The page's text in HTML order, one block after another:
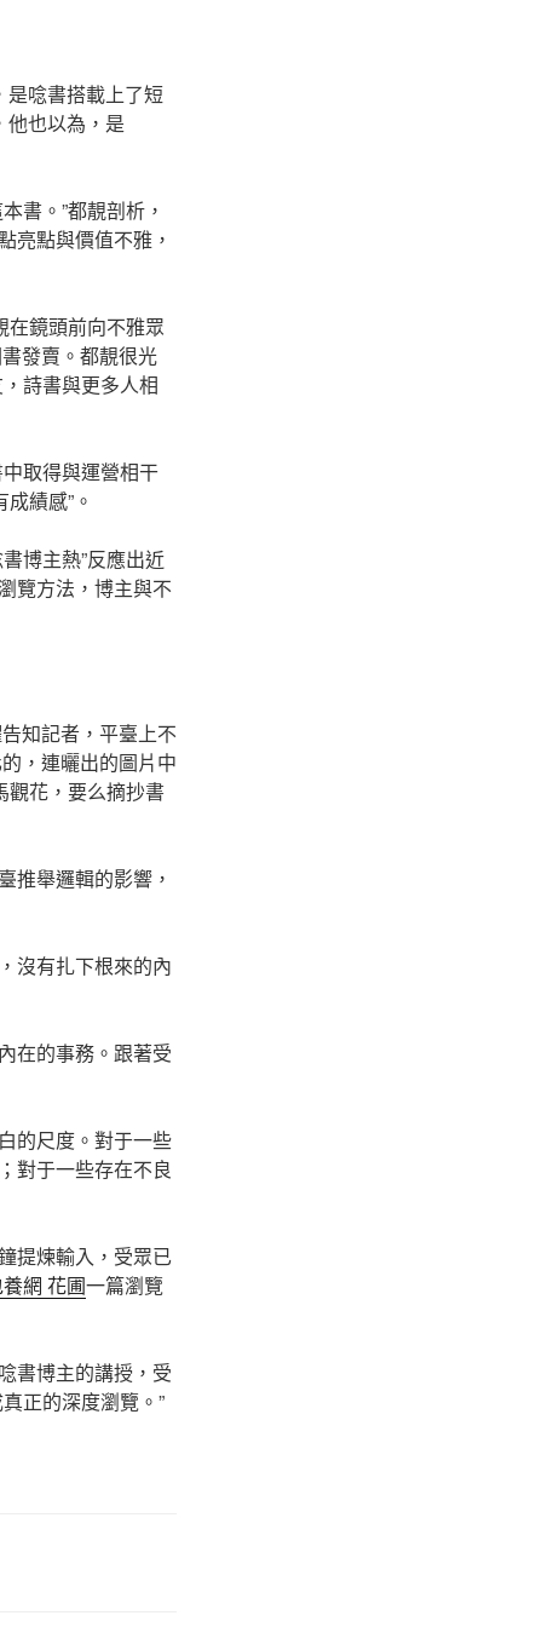
是唸書搭載上了短
他也以為，是
書。”都靚剖析，
亮點與價值不雅，
在鏡頭前向不雅眾
發賣。都靚很光
詩書與更多人相
取得與運營相干
績感”。
博主熱”反應出近
覽方法，博主與不
知記者，平臺上不
，連曬出的圖片中
觀花，要么摘抄書
推舉邏輯的影響，
沒有扎下根來的內
在的事務。跟著受
的尺度。對于一些
對于一些存在不良
提煉輸入，受眾已
網 花圃一篇瀏覽
書博主的講授，受
正的深度瀏覽。”